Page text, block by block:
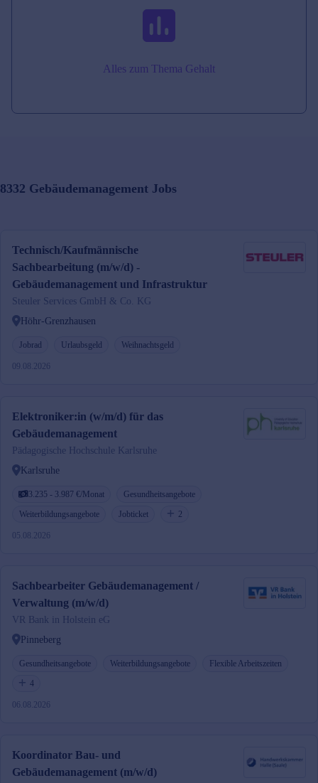
Alles zum Thema Gehalt
8332 Gebäudemanagement Jobs
Technisch/Kaufmännische
Sachbearbeitung (m/w/d) -
Gebäudemanagement und Infrastruktur
Steuler Services GmbH & Co. KG
Höhr-Grenzhausen
Jobrad Urlaubsgeld Weihnachtsgeld
09.08.2026
Elektroniker:in (w/m/d) für das
Gebäudemanagement
Pädagogische Hochschule Karlsruhe
Karlsruhe
3.235 - 3.987 €/Monat
Gesundheitsangebote
Weiterbildungsangebote
Jobticket 2
05.08.2026
Sachbearbeiter Gebäudemanagement /
Verwaltung (m/w/d)
VR Bank in Holstein eG
Pinneberg
Gesundheitsangebote Weiterbildungsangebote
Flexible Arbeitszeiten
4
06.08.2026
Koordinator Bau- und
Gebäudemanagement (m/w/d)